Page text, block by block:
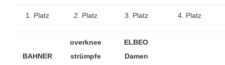
1. Platz 2. Platz 3. Platz 4. Platz
BAHNER
overknee
strümpfe
ELBEO
Damen